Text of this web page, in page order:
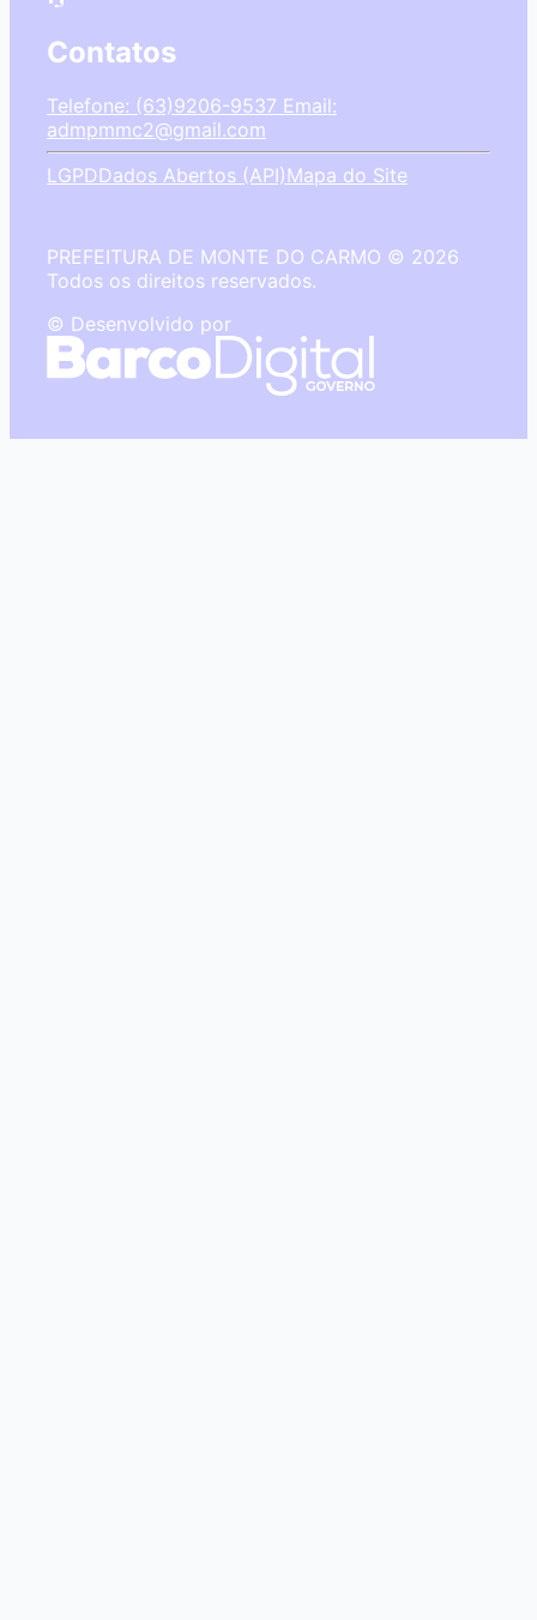
Contatos
Telefone: (63)9206-9537 Email:
admpmmc2@gmail.com
LGPDDados Abertos (API)Mapa do Site
PREFEITURA DE MONTE DO CARMO © 2026
Todos os direitos reservados.
© Desenvolvido por